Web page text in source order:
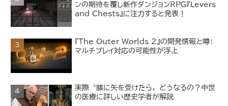
ンの期待を覆し新作ダンジョンRPG『Levers
and Chests』に注力すると発表！
『The Outer Worlds 2』の開発情報と噂：
マルチプレイ対応の可能性が浮上
実際〝膝に矢を受けたら〟どうなるの？中世
の医療に詳しい歴史学者が解説